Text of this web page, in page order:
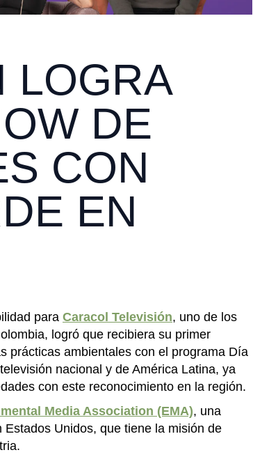
LOGRA
DE
CON
EN
para Caracol Televisión, uno de los
logró que recibiera su primer
prácticas ambientales con el programa Día
nacional y de América Latina, ya
con este reconocimiento en la región.
Media Association (EMA), una
Unidos, que tiene la misión de